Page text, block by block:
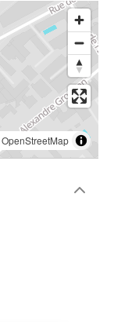
OpenStreetMap